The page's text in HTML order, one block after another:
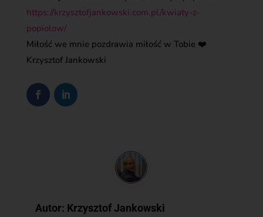
https://krzysztofjankowski.com.pl/kwiaty-z-
popiolow/
Miłość we mnie pozdrawia miłość w Tobie ❤️
Krzysztof Jankowski
Autor: Krzysztof Jankowski